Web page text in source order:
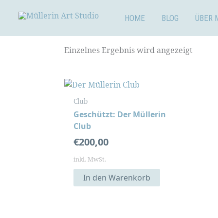
Inhalt
HOME BLOG ÜBER
Einzelnes Ergebnis wird angezeigt
Club
Geschützt: Der Müllerin
Club
€200,00
inkl. MwSt.
In den Warenkorb